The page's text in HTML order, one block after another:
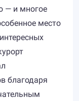
— и многое
место
благодаря